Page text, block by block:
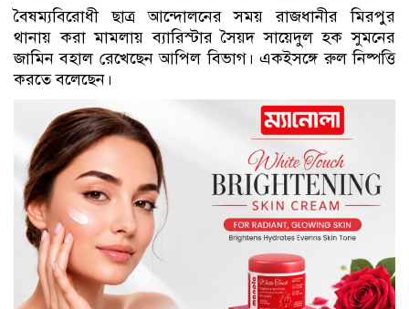
বৈষম্যবিরোধী ছাত্র আন্দোলনের সময় রাজধানীর মিরপুর
থানায় করা মামলায় ব্যারিস্টার সৈয়দ সায়েদুল হক সুমনের
জামিন বহাল রেখেছেন আপিল বিভাগ। একইসঙ্গে রুল নিষ্পত্তি
করতে বলেছেন।